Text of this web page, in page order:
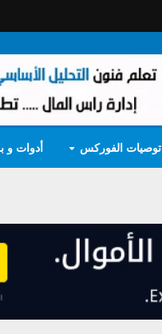
توصيات الفوركس أدوات و